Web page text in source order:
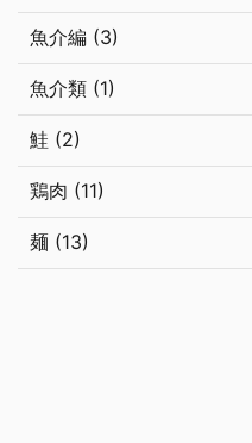
魚介編 (3)
魚介類 (1)
鮭 (2)
鶏肉 (11)
麺 (13)